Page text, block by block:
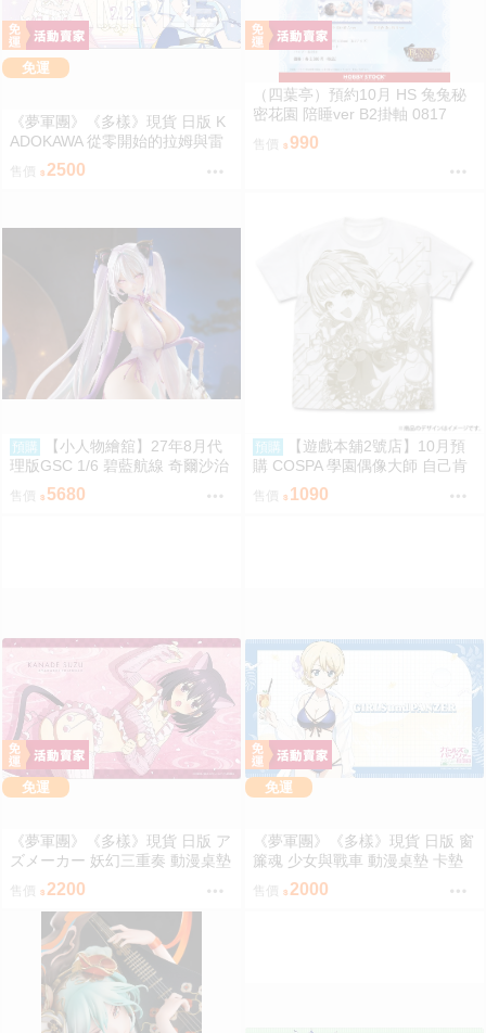
免運
《夢軍團》《多樣》現貨 日版 K
ADOKAWA 從零開始的拉姆與雷
姆的生日生活2024 動漫桌墊 卡
墊 拉姆&雷姆
售價 2500
（四葉亭）預約10月 HS 兔兔秘
密花園 陪睡ver B2掛軸 0817
990
預購
【小人物繪舘】27年8月代
理版GSC 1/6 碧藍航線 奇爾沙治
Springtime Data PVC完成品
售價 5680
預購
【遊戲本舖2號店】10月預
購 COSPA 學園偶像大師 自己肯
定感爆上げ↑↑ 藤田ことね 滿版印
刷T恤 0822
售價 1090
免運
《夢軍團》《多樣》現貨 日版 ア
ズメーカー 妖幻三重奏 動漫桌墊
卡墊 花奏鈴
售價 2200
免運
《夢軍團》《多樣》現貨 日版 窗
簾魂 少女與戰車 動漫桌墊 卡墊
大吉嶺 泳裝ver.
售價 2000